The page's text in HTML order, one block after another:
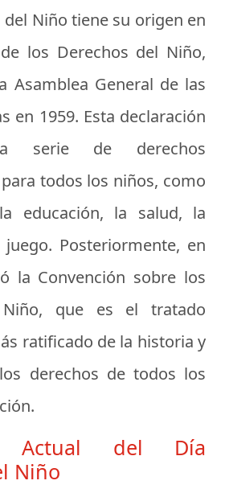
del Niño tiene su origen en
los Derechos del Niño,
Asamblea General de las
en 1959. Esta declaración
serie de derechos
todos los niños, como
educación, la salud, la
Posteriormente, en
la Convención sobre los
Niño, que es el tratado
ratificado de la historia y
derechos de todos los
Actual del Día
Niño